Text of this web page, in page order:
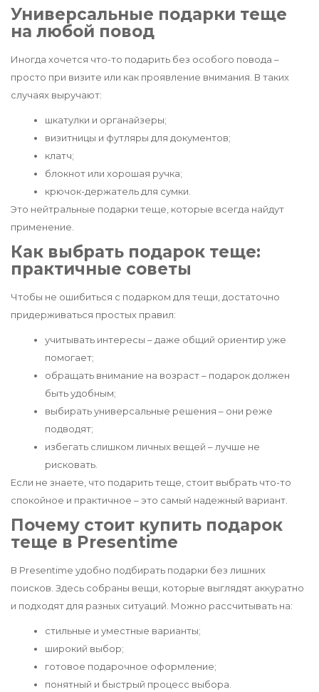
Универсальные подарки теще
на любой повод
Иногда хочется что-то подарить без особого повода –
просто при визите или как проявление внимания. В таких
случаях выручают:
шкатулки и органайзеры;
визитницы и футляры для документов;
клатч;
блокнот или хорошая ручка;
крючок-держатель для сумки.
Это нейтральные подарки теще, которые всегда найдут
применение.
Как выбрать подарок теще:
практичные советы
Чтобы не ошибиться с подарком для тещи, достаточно
придерживаться простых правил:
учитывать интересы – даже общий ориентир уже
помогает;
обращать внимание на возраст – подарок должен
быть удобным;
выбирать универсальные решения – они реже
подводят;
избегать слишком личных вещей – лучше не
рисковать.
Если не знаете, что подарить теще, стоит выбрать что-то
спокойное и практичное – это самый надежный вариант.
Почему стоит купить подарок
теще в Presentime
В Presentime удобно подбирать подарки без лишних
поисков. Здесь собраны вещи, которые выглядят аккуратно
и подходят для разных ситуаций. Можно рассчитывать на:
стильные и уместные варианты;
широкий выбор;
готовое подарочное оформление;
понятный и быстрый процесс выбора.